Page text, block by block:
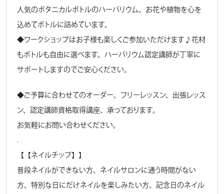
人気のボタニカルボトルのハーバリウム。お花や植物を心を
込めてボトルに詰めています。
◆ワークショップはお子様も楽しくご参加いただけます♪花材
もボトルも自由に選べます。ハーバリウム認定講師が丁寧に
サポートしますのでご安心ください。
◆ご予算に合わせてのオーダー、フリーレッスン、出張レッス
ン、認定講師資格取得講座、承っております。
お気軽にお問い合わせください。
.
【【ネイルチップ】】
普段ネイルができない方、ネイルサロンに通う時間がない
方、特別な日にだけネイルを楽しみたい方、記念日のネイル